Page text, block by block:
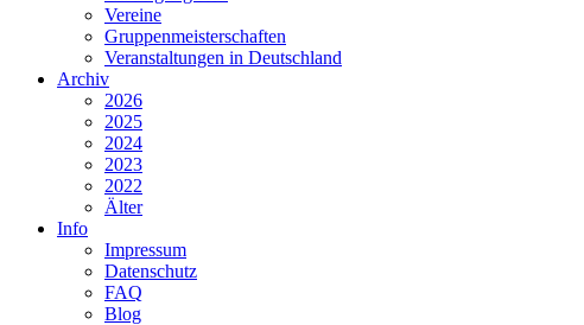
Vereine
Gruppenmeisterschaften
Veranstaltungen in Deutschland
Archiv
2026
2025
2024
2023
2022
Älter
Info
Impressum
Datenschutz
FAQ
Blog